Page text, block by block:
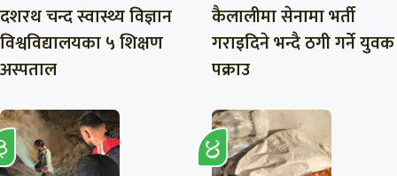
दशरथ चन्द स्वास्थ्य विज्ञान
विश्वविद्यालयका ५ शिक्षण
अस्पताल
कैलालीमा सेनामा भर्ती
गराइदिने भन्दै ठगी गर्ने युवक
पक्राउ